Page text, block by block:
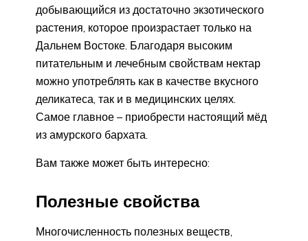
добывающийся из достаточно экзотического
растения, которое произрастает только на
Дальнем Востоке. Благодаря высоким
питательным и лечебным свойствам нектар
можно употреблять как в качестве вкусного
деликатеса, так и в медицинских целях.
Самое главное – приобрести настоящий мёд
из амурского бархата.
Вам также может быть интересно:
Полезные свойства
Многочисленность полезных веществ,